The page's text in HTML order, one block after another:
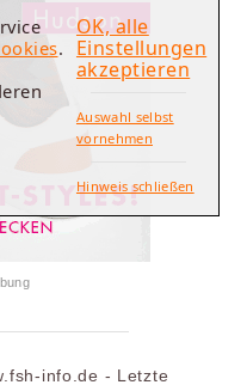
info.de - Letzte
.
OK, alle
Einstellungen
akzeptieren
Auswahl selbst
vornehmen
Hinweis schließen